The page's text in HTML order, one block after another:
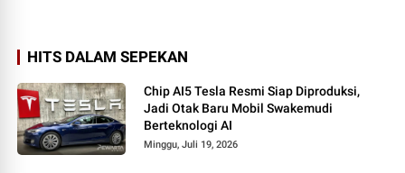
HITS DALAM SEPEKAN
Chip AI5 Tesla Resmi Siap Diproduksi,
Jadi Otak Baru Mobil Swakemudi
Berteknologi AI
Minggu, Juli 19, 2026